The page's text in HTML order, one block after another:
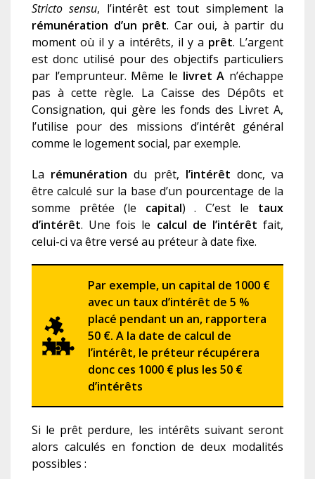
Stricto sensu, l’intérêt est tout simplement la
rémunération d’un prêt. Car oui, à partir du
moment où il y a intérêts, il y a prêt. L’argent
est donc utilisé pour des objectifs particuliers
par l’emprunteur. Même le livret A n’échappe
pas à cette règle. La Caisse des Dépôts et
Consignation, qui gère les fonds des Livret A,
l’utilise pour des missions d’intérêt général
comme le logement social, par exemple.
La rémunération du prêt, l’intérêt donc, va
être calculé sur la base d’un pourcentage de la
somme prêtée (le capital) . C’est le taux
d’intérêt. Une fois le calcul de l’intérêt fait,
celui-ci va être versé au préteur à date fixe.
Par exemple, un capital de 1000 €
avec un taux d’intérêt de 5 %
placé pendant un an, rapportera
50 €. A la date de calcul de
l’intérêt, le préteur récupérera
donc ces 1000 € plus les 50 €
d’intérêts
Si le prêt perdure, les intérêts suivant seront
alors calculés en fonction de deux modalités
possibles :